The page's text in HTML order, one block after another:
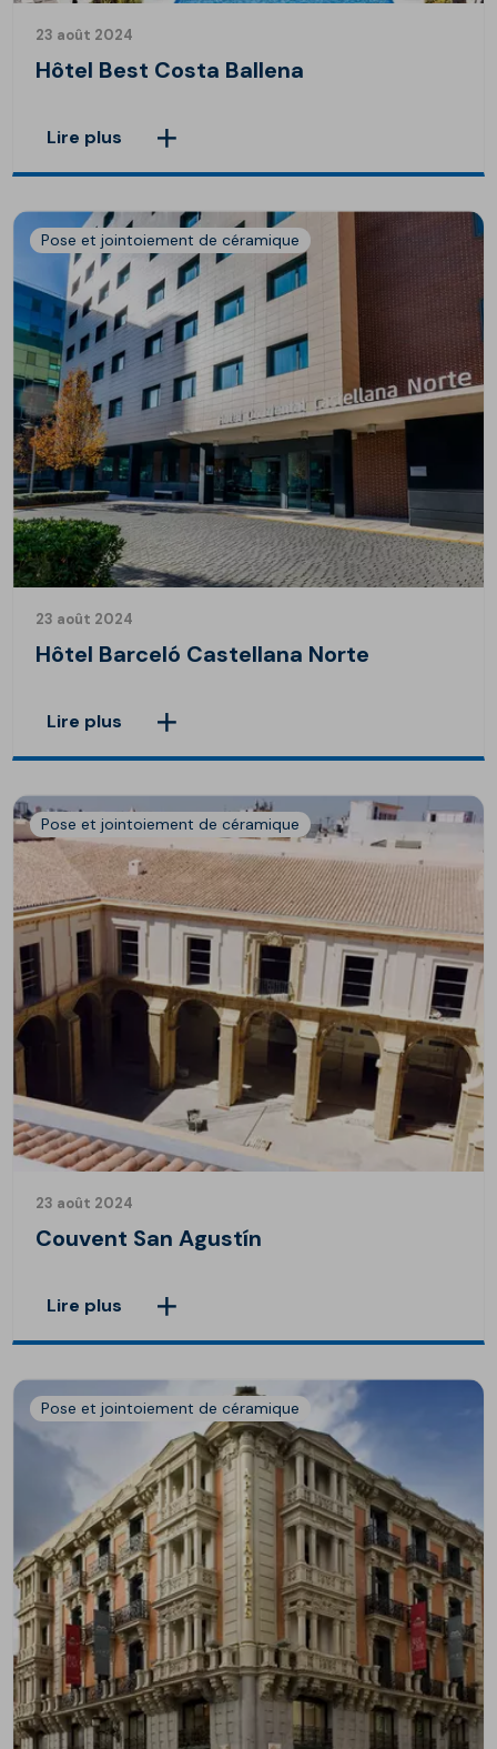
23 août 2024
Hôtel Best Costa Ballena
Lire plus
Pose et jointoiement de céramique
23 août 2024
Hôtel Barceló Castellana Norte
Lire plus
Pose et jointoiement de céramique
23 août 2024
Couvent San Agustín
Lire plus
Pose et jointoiement de céramique